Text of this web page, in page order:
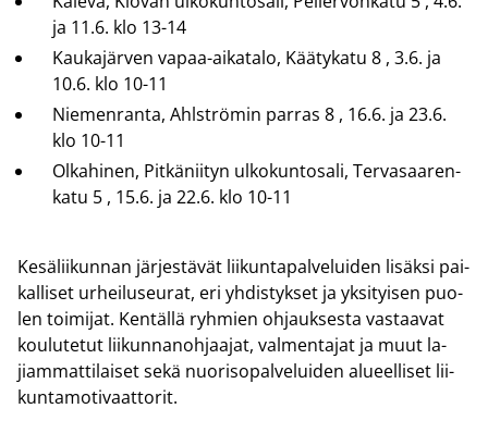
ja 11.6. klo 13-14
Kau­ka­jär­ven vapaa-​aikatalo, Kää­ty­ka­tu 8 , 3.6. ja
10.6. klo 10-11
Nie­men­ran­ta, Ahl­strö­min par­ras 8 , 16.6. ja 23.6.
klo 10-11
Ol­ka­hi­nen, Pit­kä­nii­tyn ul­ko­kun­to­sa­li, Ter­va­saa­ren­
ka­tu 5 , 15.6. ja 22.6. klo 10-11
Ke­sä­lii­kun­nan jär­jes­tä­vät lii­kun­ta­pal­ve­lui­den li­säk­si pai­
kal­li­set ur­hei­luseu­rat, eri yh­dis­tyk­set ja yk­si­tyi­sen puo­
len toi­mi­jat. Ken­täl­lä ryh­mien oh­jauk­ses­ta vas­taa­vat
kou­lu­te­tut lii­kun­na­noh­jaa­jat, val­men­ta­jat ja muut la­
jiam­mat­ti­lai­set sekä nuo­ri­so­pal­ve­lui­den alu­eel­li­set lii­
kun­ta­mo­ti­vaat­to­rit.